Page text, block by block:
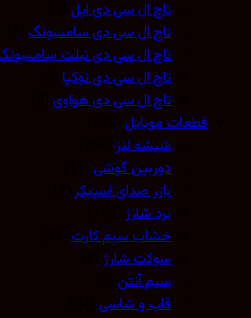
تاچ ال سی دی اپل(1)
تاچ ال سی دی سامسونگ(3)
تاچ ال سی دی تبلت سامسونگ(2)
تاچ ال سی دی نوکیا (1)
تاچ ال سی دی هواوی(4)
قطعات موبایل(573)
شیشه لنز(259)
دوربین گوشی(11)
بازر صدای اسپیکر(7)
برد شارژ(150)
خشاب سیم کارت(16)
سوکت شارژ(8)
سیم آنتن(3)
قاب و شاسی(81)